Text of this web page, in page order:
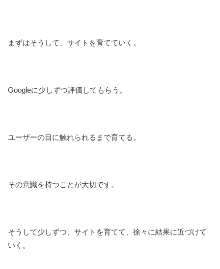
まずはそうして、サイトを育てていく。
Googleに少しずつ評価してもらう。
ユーザーの目に触れられるまで育てる。
その意識を持つことが大切です。
そうして少しずつ、サイトを育てて、徐々に結果に近づけて
いく。